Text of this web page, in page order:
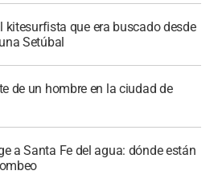
kitesurfista que era buscado desde
Setúbal
de un hombre en la ciudad de
a Santa Fe del agua: dónde están